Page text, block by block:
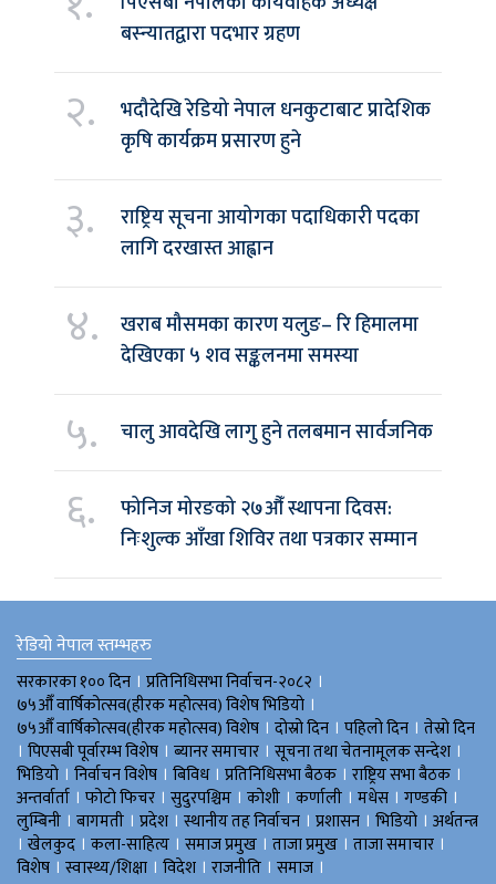
बस्न्यातद्वारा पदभार ग्रहण
२.
भदौदेखि रेडियो नेपाल धनकुटाबाट प्रादेशिक
कृषि कार्यक्रम प्रसारण हुने
३.
राष्ट्रिय सूचना आयोगका पदाधिकारी पदका
लागि दरखास्त आह्वान
४.
खराब मौसमका कारण यलुङ– रि हिमालमा
देखिएका ५ शव सङ्कलनमा समस्या
५. चालु आवदेखि लागु हुने तलबमान सार्वजनिक
६.
फोनिज मोरङको २७औँ स्थापना दिवस:
निःशुल्क आँखा शिविर तथा पत्रकार सम्मान
रेडियो नेपाल स्तम्भहरु
सरकारका १०० दिन । प्रतिनिधिसभा निर्वाचन-२०८२ ।
७५औँ वार्षिकोत्सव(हीरक महोत्सव) विशेष भिडियाे ।
७५औँ वार्षिकोत्सव(हीरक महोत्सव) विशेष । दोस्रो दिन । पहिलो दिन । तेस्रो दिन
। पिएसबी पूर्वारम्भ विशेष । ब्यानर समाचार । सूचना तथा चेतनामूलक सन्देश ।
भिडियाे । निर्वाचन विशेष । बिविध। प्रतिनिधिसभा बैठक । राष्ट्रिय सभा बैठक ।
अन्तर्वार्ता । फोटो फिचर । सुदुरपश्चिम । काेशी । कर्णाली । मधेस । गण्डकी ।
लुम्बिनी । बागमती । प्रदेश । स्थानीय तह निर्वाचन । प्रशासन । भिडियो । अर्थतन्त्र
। खेलकुद । कला-साहित्य । समाज प्रमुख । ताजा प्रमुख । ताजा समाचार ।
विशेष । स्वास्थ्य/शिक्षा । विदेश । राजनीति । समाज ।